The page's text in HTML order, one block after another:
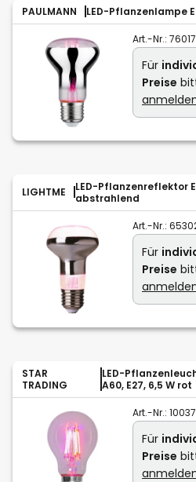
PAULMANN LED-Pflanzenlampe
Art.-Nr.:
Für
Preise
LIGHTME
LED-Pflanzenreflektor
abstrahlend
Art.-Nr.:
Für
Preise
STAR
TRADING
LED-
A60, E27, 6,5 W rot
Art.-Nr.:
Für
Preise